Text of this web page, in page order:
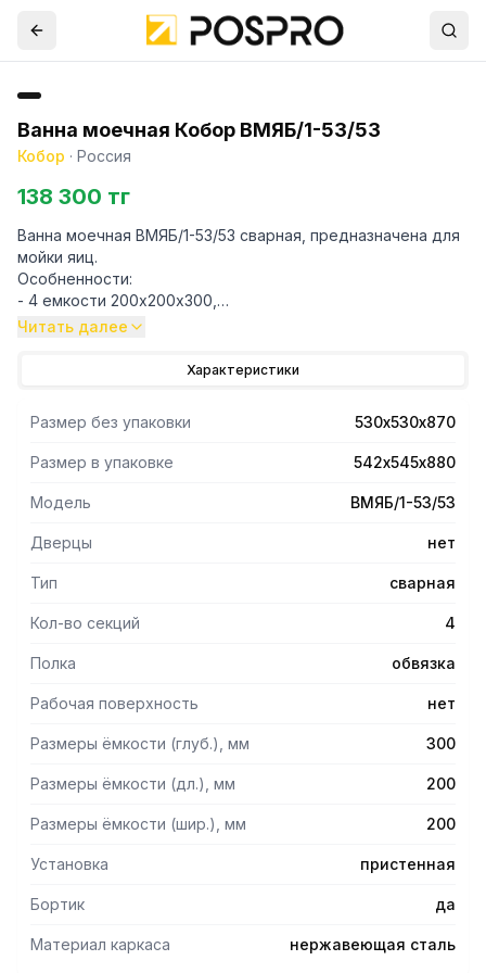
Ванна моечная Кобор ВМЯБ/1-53/53
Кобор · Россия
138 300 тг
Ванна моечная ВМЯБ/1-53/53 сварная, предназначена для
мойки яиц.
Особненности:
- 4 емкости 200х200х300,
- ёмкости из нержавеющей стали AISI 430,
- корзина.
Читать далее
Характеристики
Размер без упаковки 530х530х870
Размер в упаковке 542х545х880
Модель ВМЯБ/1-53/53
Дверцы нет
Тип сварная
Кол-во секций 4
Полка обвязка
Рабочая поверхность нет
Размеры ёмкости (глуб.), мм 300
Размеры ёмкости (дл.), мм 200
Размеры ёмкости (шир.), мм 200
Установка пристенная
Бортик да
Материал каркаса нержавеющая сталь